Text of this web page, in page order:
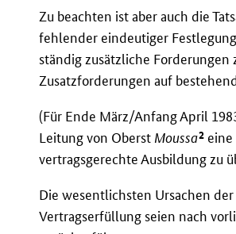
Zu beachten ist aber auch die
fehlender eindeutiger
ständig zusätzliche Forderungen
Zusatzforderungen auf
(Für Ende März/Anfang April
Leitung von Oberst Moussa2
vertragsgerechte Ausbildung zu
Die wesentlichsten Ursachen
Vertragserfüllung seien nach